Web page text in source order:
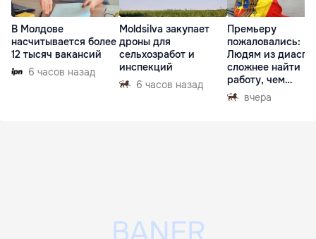
В Молдове
насчитывается более
12 тысяч вакансий
6 часов назад
Moldsilva закупает
дроны для
сельхозработ и
инспекций
6 часов назад
Премьеру
пожаловались:
Людям из
сложнее найти
работу, чем
гастарбайтерам
вчера